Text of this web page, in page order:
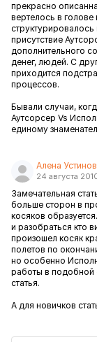
прекрасно
вертелось в
присутствие
дополнительного
денег, людей. С
приходится
процессов.
Бывали случаи,
Аутсорсер Vs
единому
Алена
24 августа
Замечательная
больше сторон в
косяков
и разобраться кто
произошел косяк
полетов по
но особенно
работы в подобной
статья.
А для новичков